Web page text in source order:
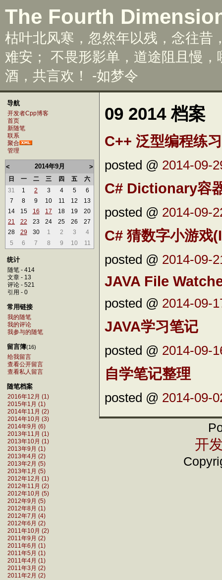
The Fourth
枯叶北风寒，忽然年以残，念往昔
难安； 不畏形影单，道途阻且慢
酒，共言欢！ -如梦令
导航
开发者Cpp博客
首页
新随笔
联系
聚合
管理
< 2014年9月 >
日 一 二 三 四 五
六
31
1 2 3 4 5
6
7
8 9 10 11 12
13
14
15 16 17 18 19
20
21
22 23 24 25 26
27
28
29 30 1 2 3
4
5
6 7 8 9 10 11
统计
随笔 - 414
文章 - 13
评论 - 521
引用 - 0
常用链接
我的随笔
我的评论
我参与的随笔
留言簿(16)
给我留言
查看公开留言
查看私人留言
随笔档案
2016年12月 (1)
2015年1月 (1)
2014年11月 (2)
2014年10月 (3)
2014年9月 (6)
2013年11月 (1)
2013年10月 (1)
2013年9月 (1)
2013年4月 (2)
2013年2月 (5)
2013年1月 (5)
2012年12月 (1)
2012年11月 (2)
2012年10月 (5)
2012年9月 (5)
2012年8月 (1)
2012年7月 (4)
2012年6月 (2)
2011年10月 (2)
2011年9月 (2)
2011年6月 (1)
2011年5月 (1)
2011年4月 (1)
2011年3月 (2)
2011年2月 (2)
09 2014 档案
C++ 泛型编程练
posted @ 2014-09-
C# Dictionary容
posted @ 2014-09-
C# 猜数字小游戏
posted @ 2014-09-
JAVA File
posted @ 2014-09-
JAVA学习笔记
posted @ 2014-09-
自学笔记整理
posted @ 2014-09-
开